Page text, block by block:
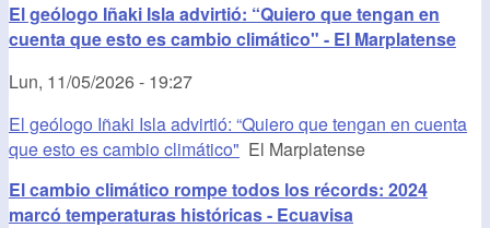
El geólogo Iñaki Isla advirtió: “Quiero que tengan en
cuenta que esto es cambio climático" - El Marplatense
Lun, 11/05/2026 - 19:27
El geólogo Iñaki Isla advirtió: “Quiero que tengan en cuenta
que esto es cambio climático" El Marplatense
El cambio climático rompe todos los récords: 2024
marcó temperaturas históricas - Ecuavisa